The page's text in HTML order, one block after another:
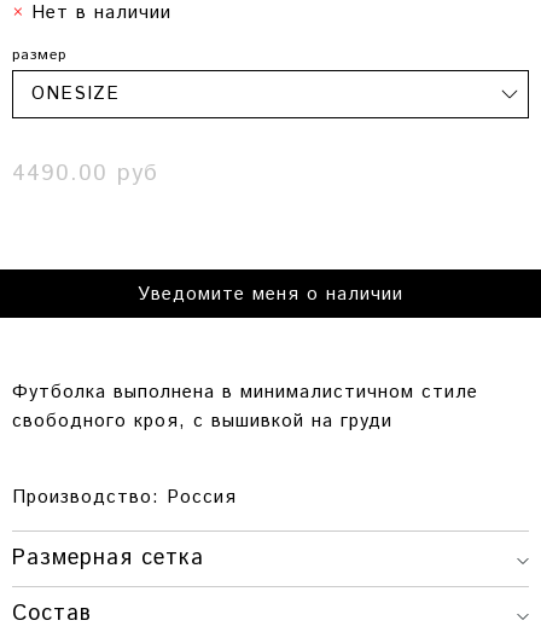
Нет в наличии
размер
4490.00 руб
Уведомите меня о наличии
Футболка выполнена в минималистичном стиле
свободного кроя, с вышивкой на груди
Производство: Россия
Размерная сетка
РАЗМЕР
Состав